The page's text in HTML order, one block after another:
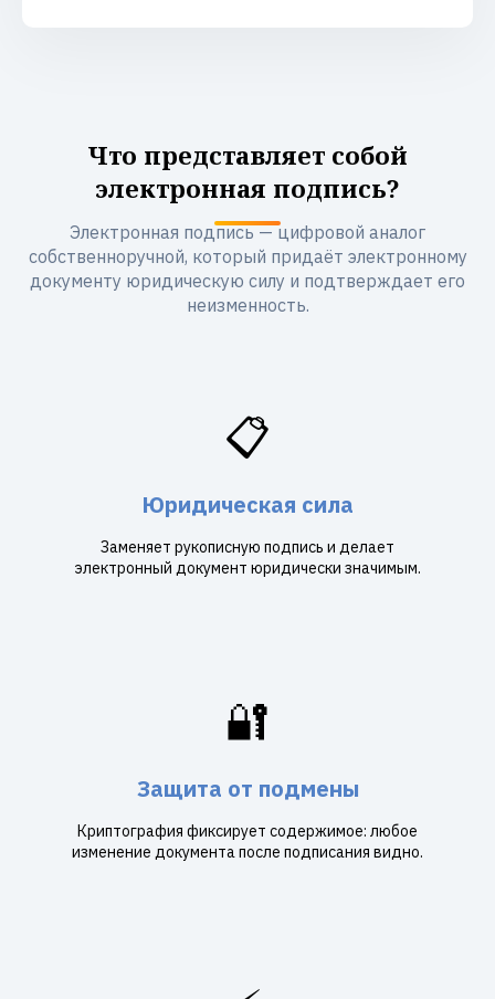
Что представляет собой
электронная подпись?
Электронная подпись — цифровой аналог
собственноручной, который придаёт электронному
документу юридическую силу и подтверждает его
неизменность.
📋
Юридическая сила
Заменяет рукописную подпись и делает
электронный документ юридически значимым.
🔐
Защита от подмены
Криптография фиксирует содержимое: любое
изменение документа после подписания видно.